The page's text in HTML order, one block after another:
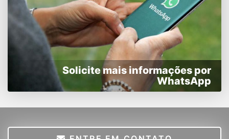
Solicite mais informações por
WhatsApp